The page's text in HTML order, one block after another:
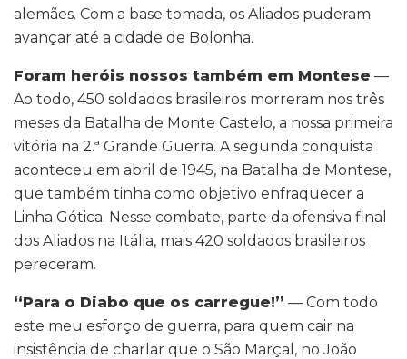
alemães. Com a base tomada, os Aliados puderam
avançar até a cidade de Bolonha.
Foram heróis nossos também em Montese —
Ao todo, 450 soldados brasileiros morreram nos três
meses da Batalha de Monte Castelo, a nossa primeira
vitória na 2.ª Grande Guerra. A segunda conquista
aconteceu em abril de 1945, na Batalha de Montese,
que também tinha como objetivo enfraquecer a
Linha Gótica. Nesse combate, parte da ofensiva final
dos Aliados na Itália, mais 420 soldados brasileiros
pereceram.
“Para o Diabo que os carregue!” — Com todo
este meu esforço de guerra, para quem cair na
insistência de charlar que o São Marçal, no João